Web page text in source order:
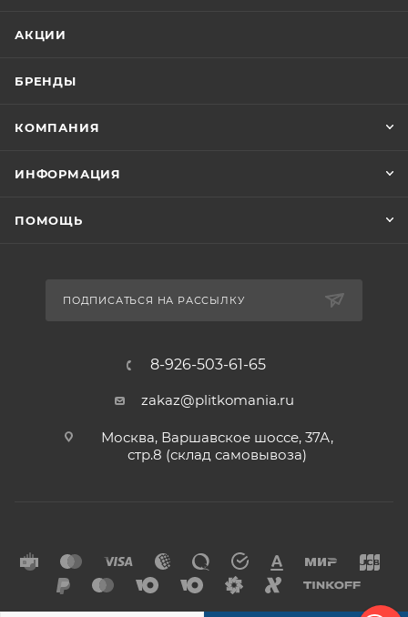
АКЦИИ
БРЕНДЫ
КОМПАНИЯ
ИНФОРМАЦИЯ
ПОМОЩЬ
ПОДПИСАТЬСЯ НА РАССЫЛКУ
8-926-503-61-65
zakaz@plitkomania.ru
Москва, Варшавское шоссе, 37А,
стр.8 (склад самовывоза)